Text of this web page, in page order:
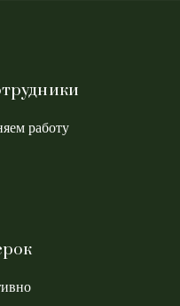
работу